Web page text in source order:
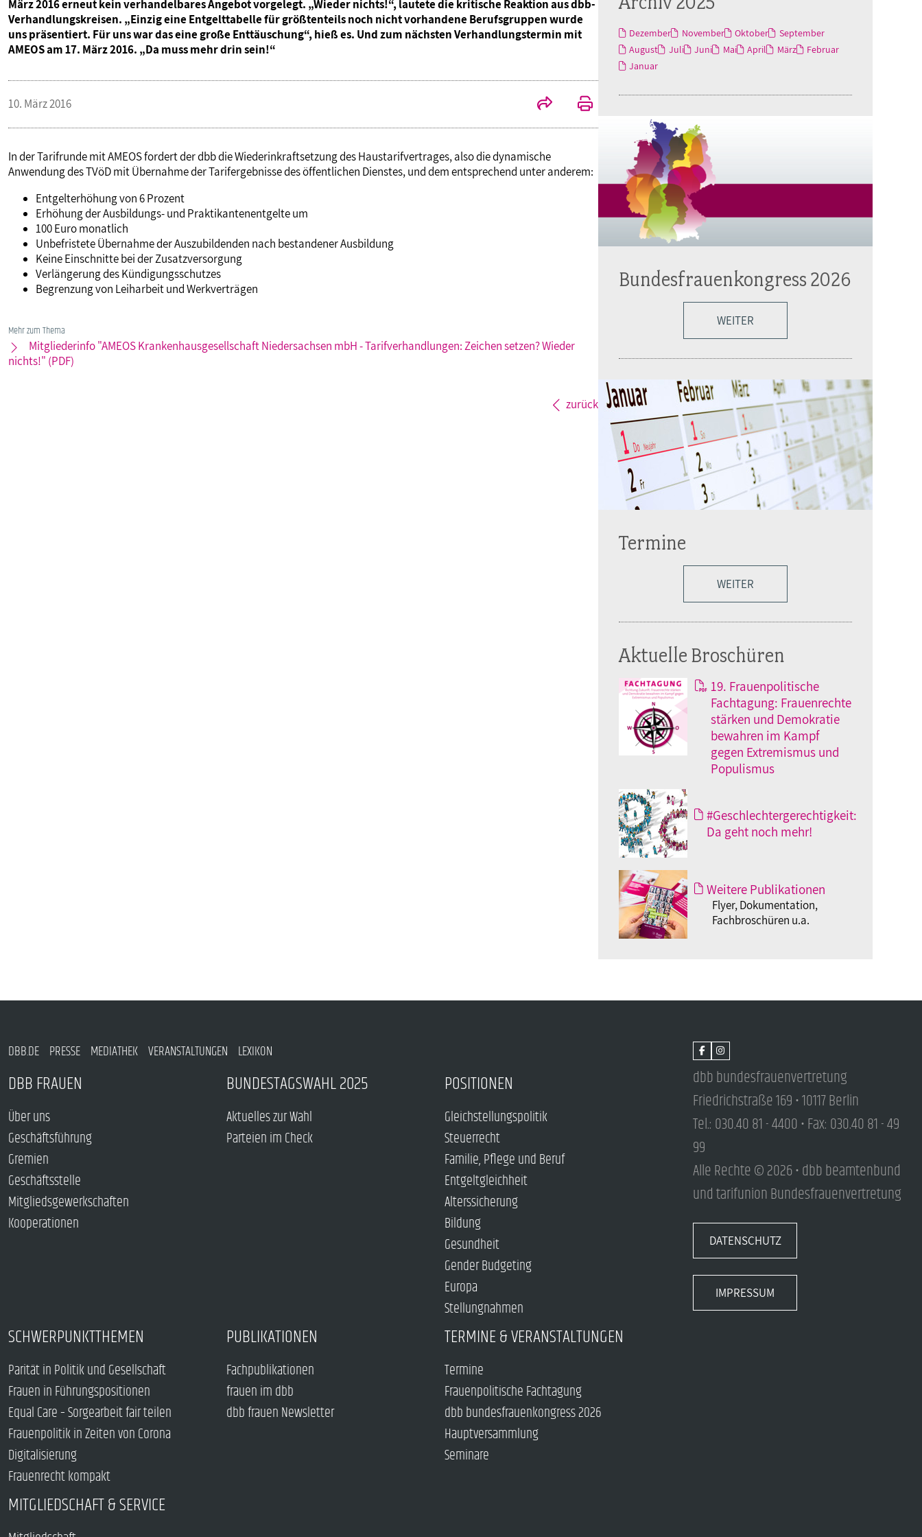
Mitgliedsgewerkschaften
Alterssicherung
Gender Budgeting
Stellungnahmen
Digitalisierung
PUBLIKATIONEN
Seminare
MITGLIEDSCHAFT & SERVICE
Akademie
März 2016 erneut kein verhandelbares Angebot vorgelegt. „Wieder nichts!“, lautete die kritische Reaktion aus dbb-
Verhandlungskreisen. „Einzig eine Entgelttabelle für größtenteils noch nicht vorhandene Berufsgruppen wurde
uns präsentiert. Für uns war das eine große Enttäuschung“, hieß es. Und zum nächsten Verhandlungstermin mit
AMEOS am 17. März 2016. „Da muss mehr drin sein!“
10. März 2016
In der Tarifrunde mit AMEOS fordert der dbb die Wiederinkraftsetzung des Haustarifvertrages, also die dynamische
Anwendung des TVöD mit Übernahme der Tarifergebnisse des öffentlichen Dienstes, und dem entsprechend unter anderem:
Entgelterhöhung von 6 Prozent
Erhöhung der Ausbildungs- und Praktikantenentgelte um
100 Euro monatlich
Unbefristete Übernahme der Auszubildenden nach bestandener Ausbildung
Keine Einschnitte bei der Zusatzversorgung
Verlängerung des Kündigungsschutzes
Begrenzung von Leiharbeit und Werkverträgen
Mehr zum Thema
Mitgliederinfo "AMEOS Krankenhausgesellschaft Niedersachsen mbH - Tarifverhandlungen: Zeichen setzen? Wieder
nichts!" (PDF)
zurück
Dezember November Oktober
September
August
Juli Juni Mai April März
Februar
Januar
Bundesfrauenkongress 2026
WEITER
Termine
WEITER
Aktuelle Broschüren
19. Frauenpolitische
Fachtagung: Frauenrechte
stärken und Demokratie
bewahren im Kampf
gegen Extremismus und
Populismus
#Geschlechtergerechtigkeit:
Da geht noch mehr!
Weitere Publikationen
Flyer, Dokumentation,
Fachbroschüren u.a.
DBB.DE PRESSE MEDIATHEK VERANSTALTUNGEN LEXIKON
DBB FRAUEN
Über uns
Geschäftsführung
Gremien
Geschäftsstelle
Mitgliedsgewerkschaften
Kooperationen
BUNDESTAGSWAHL 2025
Aktuelles zur Wahl
Parteien im Check
POSITIONEN
Gleichstellungspolitik
Steuerrecht
Familie, Pflege und Beruf
Entgeltgleichheit
Alterssicherung
Bildung
Gesundheit
Gender Budgeting
Europa
Stellungnahmen
SCHWERPUNKTTHEMEN
Parität in Politik und Gesellschaft
Frauen in Führungspositionen
Equal Care – Sorgearbeit fair teilen
Frauenpolitik in Zeiten von Corona
Digitalisierung
Frauenrecht kompakt
PUBLIKATIONEN
Fachpublikationen
frauen im dbb
dbb frauen Newsletter
TERMINE & VERANSTALTUNGEN
Termine
Frauenpolitische Fachtagung
dbb bundesfrauenkongress 2026
Hauptversammlung
Seminare
MITGLIEDSCHAFT & SERVICE
dbb bundesfrauenvertretung
Friedrichstraße 169 • 10117 Berlin
Tel.: 030.40 81 - 4400 • Fax: 030.40 81 - 49
99
Alle Rechte © 2026 • dbb beamtenbund
und tarifunion Bundesfrauenvertretung
DATENSCHUTZ
IMPRESSUM